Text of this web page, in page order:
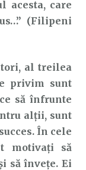
acesta, care
(Filipeni
al treilea
privim sunt
să înfrunte
alții, sunt
În cele
motivați să
să învețe. Ei